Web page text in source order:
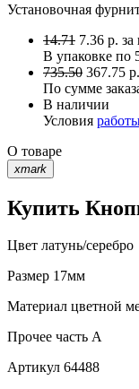
Установочная
14.71 7.36 р. за
В упаковке по
735.50 367.75
По сумме
В наличии
Условия
О товаре
xmark
Купить
Цвет латунь/серебро
Размер 17мм
Материал цветной
Прочее часть A
Артикул 64488